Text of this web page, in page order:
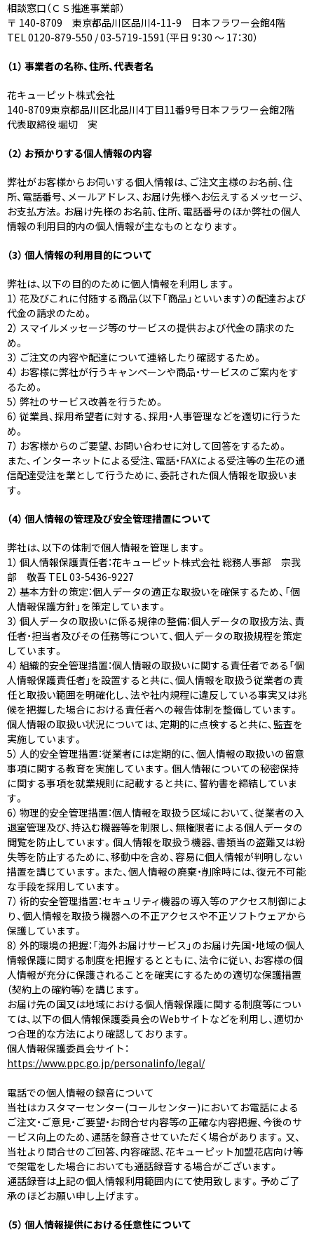
相談窓口（ＣＳ推進事業部）
〒 140-8709 東京都品川区品川4-11-9 日本フラワー会館4階
TEL 0120-879-550 / 03-5719-1591（平日 9：30 ～ 17：30）
（1） 事業者の名称、住所、代表者名
花キューピット株式会社
140-8709東京都品川区北品川4丁目11番9号日本フラワー会館2階
代表取締役 堀切 実
（2） お預かりする個人情報の内容
弊社がお客様からお伺いする個人情報は、ご注文主様のお名前、住
所、電話番号、メールアドレス、お届け先様へお伝えするメッセージ、
お支払方法。お届け先様のお名前、住所、電話番号のほか弊社の個人
情報の利用目的内の個人情報が主なものとなります。
（3） 個人情報の利用目的について
弊社は、以下の目的のために個人情報を利用します。
1） 花及びこれに付随する商品（以下「商品」といいます）の配達および
代金の請求のため。
2） スマイルメッセージ等のサービスの提供および代金の請求のた
め。
3） ご注文の内容や配達について連絡したり確認するため。
4） お客様に弊社が行うキャンペーンや商品・サービスのご案内をす
るため。
5） 弊社のサービス改善を行うため。
6） 従業員、採用希望者に対する、採用・人事管理などを適切に行うた
め。
7） お客様からのご要望、お問い合わせに対して回答をするため。
また、インターネットによる受注、電話・FAXによる受注等の生花の通
信配達受注を業として行うために、委託された個人情報を取扱いま
す。
（4） 個人情報の管理及び安全管理措置について
弊社は、以下の体制で個人情報を管理します。
1） 個人情報保護責任者：花キューピット株式会社 総務人事部 宗我
部 敬吾 TEL 03-5436-9227
2） 基本方針の策定：個人データの適正な取扱いを確保するため、「個
人情報保護方針」を策定しています。
3） 個人データの取扱いに係る規律の整備：個人データの取扱方法、責
任者・担当者及びその任務等について、個人データの取扱規程を策定
しています。
4） 組織的安全管理措置：個人情報の取扱いに関する責任者である「個
人情報保護責任者」を設置すると共に、個人情報を取扱う従業者の責
任と取扱い範囲を明確化し、法や社内規程に違反している事実又は兆
候を把握した場合における責任者への報告体制を整備しています。
個人情報の取扱い状況については、定期的に点検すると共に、監査を
実施しています。
5） 人的安全管理措置：従業者には定期的に、個人情報の取扱いの留意
事項に関する教育を実施しています。個人情報についての秘密保持
に関する事項を就業規則に記載すると共に、誓約書を締結していま
す。
6） 物理的安全管理措置：個人情報を取扱う区域において、従業者の入
退室管理及び、持込む機器等を制限し、無権限者による個人データの
閲覧を防止しています。個人情報を取扱う機器、書類当の盗難又は紛
失等を防止するために、移動中を含め、容易に個人情報が判明しない
措置を講じています。また、個人情報の廃棄・削除時には、復元不可能
な手段を採用しています。
7） 術的安全管理措置：セキュリティ機器の導入等のアクセス制御によ
り、個人情報を取扱う機器への不正アクセスや不正ソフトウェアから
保護しています。
8） 外的環境の把握：「海外お届けサービス」のお届け先国・地域の個人
情報保護に関する制度を把握するとともに、法令に従い、お客様の個
人情報が充分に保護されることを確実にするための適切な保護措置
（契約上の確約等）を講じます。
お届け先の国又は地域における個人情報保護に関する制度等につい
ては、以下の個人情報保護委員会のWebサイトなどを利用し、適切か
つ合理的な方法により確認しております。
個人情報保護委員会サイト：
https://www.ppc.go.jp/personalinfo/legal/
電話での個人情報の録音について
当社はカスタマーセンター(コールセンター)においてお電話による
ご注文・ご意見・ご要望・お問合せ内容等の正確な内容把握、今後のサ
ービス向上のため、通話を録音させていただく場合があります。又、
当社より問合せのご回答、内容確認、花キューピット加盟花店向け等
で架電をした場合においても通話録音する場合がございます。
通話録音は上記の個人情報利用範囲内にて使用致します。予めご了
承のほどお願い申し上げます。
（5） 個人情報提供における任意性について